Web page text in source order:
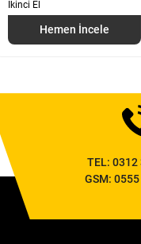
İkinci El
Hemen İncele
TEL: 0312
GSM: